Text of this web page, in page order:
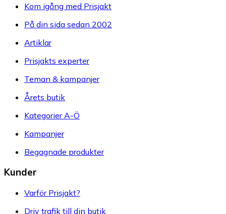
Kom igång med Prisjakt
På din sida sedan 2002
Artiklar
Prisjakts experter
Teman & kampanjer
Årets butik
Kategorier A-Ö
Kampanjer
Begagnade produkter
Kunder
Varför Prisjakt?
Driv trafik till din butik